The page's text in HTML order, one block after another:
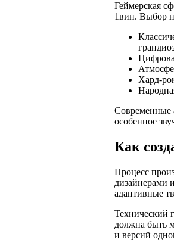
Геймерская
1вин. Выбор
Хард-
Современные
особенное
Как
Процесс
дизайнерами
адаптивные
Технический
должна быть
и версий